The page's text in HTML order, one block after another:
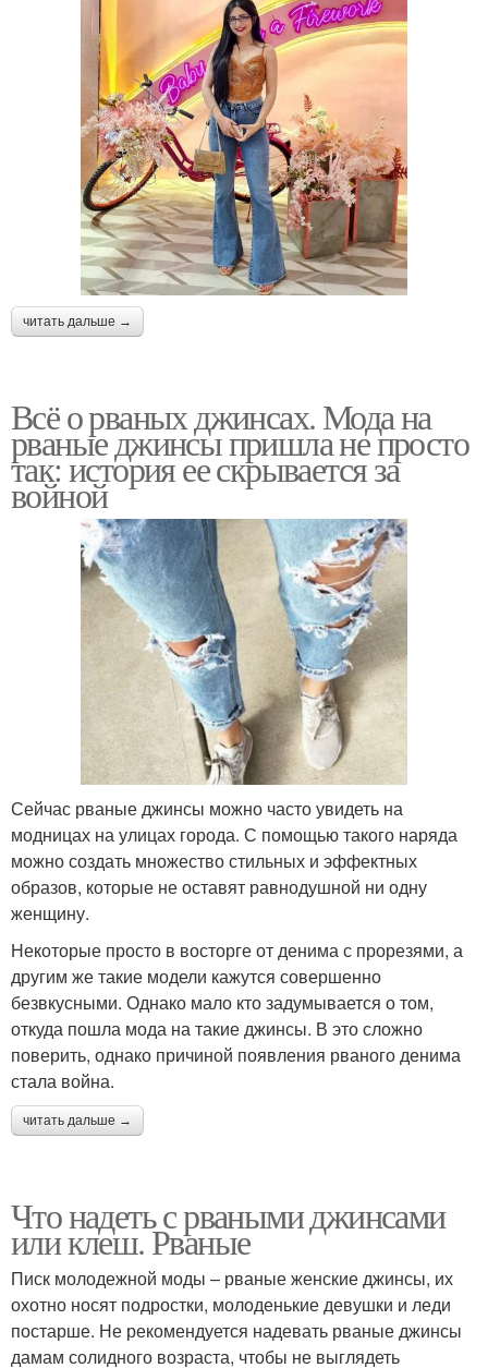
читать дальше →
Всё о рваных джинсах. Мода на
рваные джинсы пришла не просто
так: история ее скрывается за
войной
Сейчас рваные джинсы можно часто увидеть на
модницах на улицах города. С помощью такого наряда
можно создать множество стильных и эффектных
образов, которые не оставят равнодушной ни одну
женщину.
Некоторые просто в восторге от денима с прорезями, а
другим же такие модели кажутся совершенно
безвкусными. Однако мало кто задумывается о том,
откуда пошла мода на такие джинсы. В это сложно
поверить, однако причиной появления рваного денима
стала война.
читать дальше →
Что надеть с рваными джинсами
или клеш. Рваные
Писк молодежной моды – рваные женские джинсы, их
охотно носят подростки, молоденькие девушки и леди
постарше. Не рекомендуется надевать рваные джинсы
дамам солидного возраста, чтобы не выглядеть